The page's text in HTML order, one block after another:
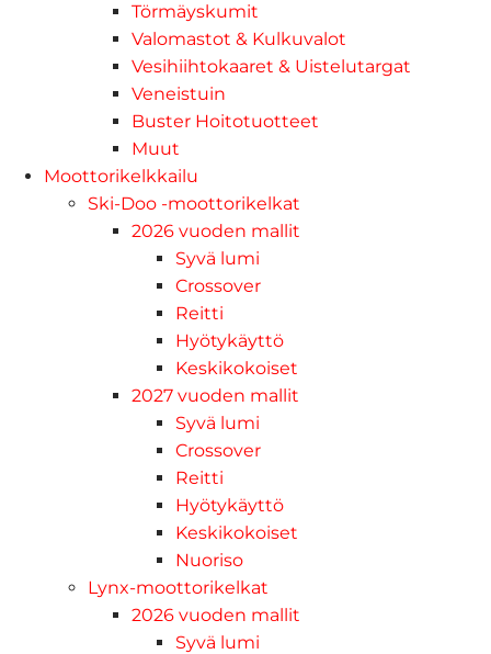
Törmäyskumit
Valomastot & Kulkuvalot
Vesihiihtokaaret & Uistelutargat
Veneistuin
Buster Hoitotuotteet
Muut
Moottorikelkkailu
Ski-Doo -moottorikelkat
2026 vuoden mallit
Syvä lumi
Crossover
Reitti
Hyötykäyttö
Keskikokoiset
2027 vuoden mallit
Syvä lumi
Crossover
Reitti
Hyötykäyttö
Keskikokoiset
Nuoriso
Lynx-moottorikelkat
2026 vuoden mallit
Syvä lumi